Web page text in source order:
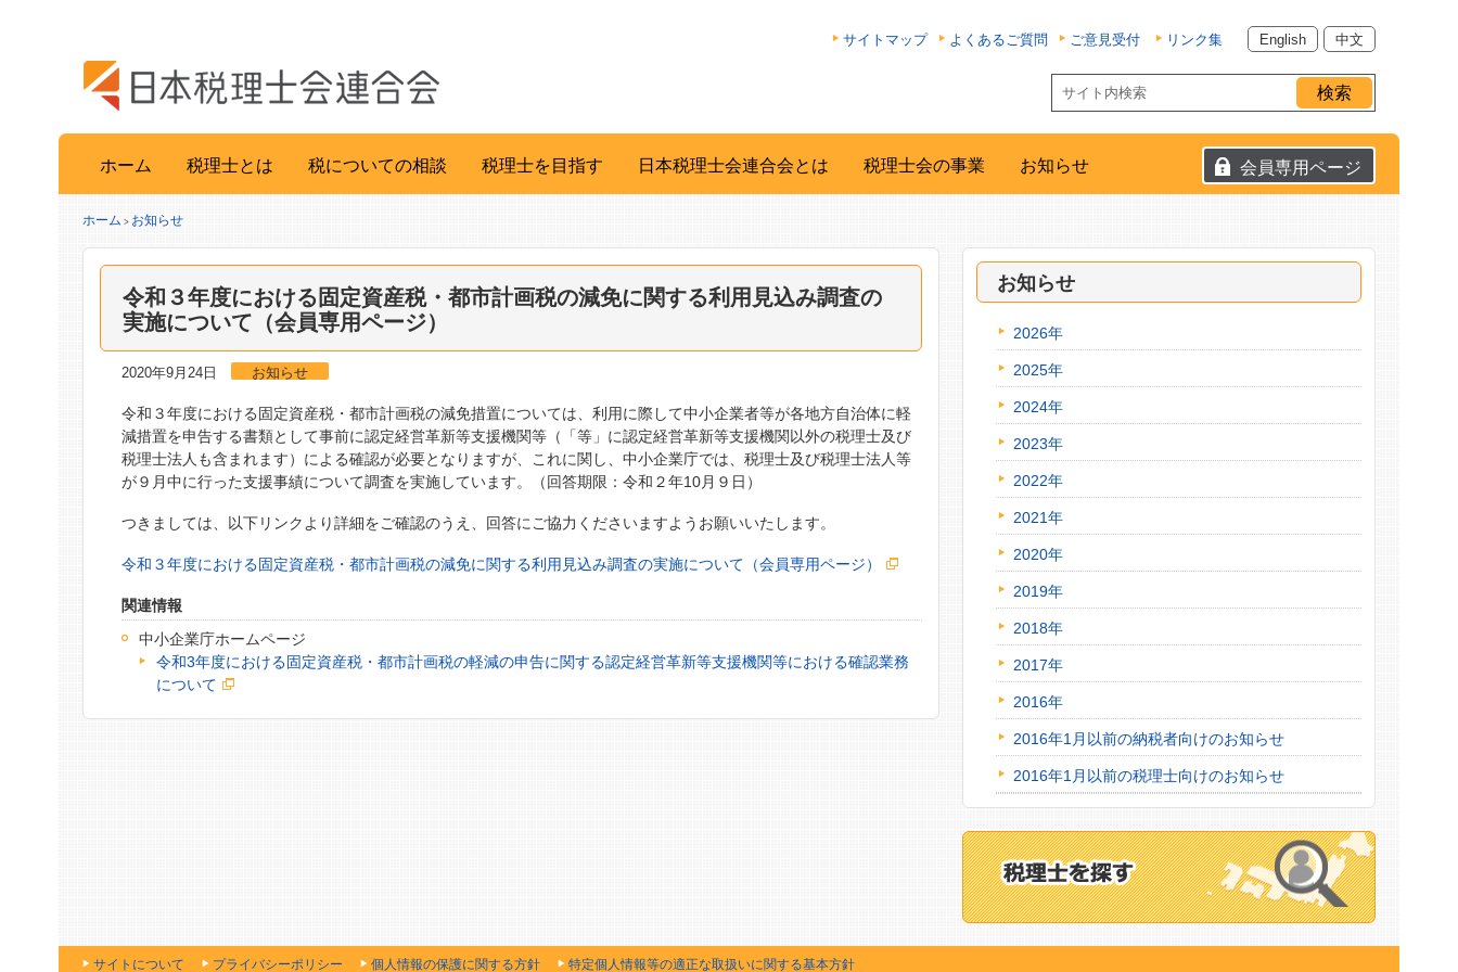
サイトマップ よくあるご質問 ご意見受付 リンク集 English 中文
会員専用ページ
ホーム 税理士とは 税についての相談 税理士を目指す 日本税理士会連合会とは 税理士会の事業 お知らせ
ホーム > お知らせ
令和３年度における固定資産税・都市計画税の減免に関する利用見込み調査の
実施について（会員専用ページ）
2020年9月24日 お知らせ
令和３年度における固定資産税・都市計画税の減免措置については、利用に際して中小企業者等が各地方自治体に軽
減措置を申告する書類として事前に認定経営革新等支援機関等（「等」に認定経営革新等支援機関以外の税理士及び
税理士法人も含まれます）による確認が必要となりますが、これに関し、中小企業庁では、税理士及び税理士法人等
が９月中に行った支援事績について調査を実施しています。（回答期限：令和２年10月９日）
つきましては、以下リンクより詳細をご確認のうえ、回答にご協力くださいますようお願いいたします。
令和３年度における固定資産税・都市計画税の減免に関する利用見込み調査の実施について（会員専用ページ）
関連情報
中小企業庁ホームページ
令和3年度における固定資産税・都市計画税の軽減の申告に関する認定経営革新等支援機関等における確認業務
について
お知らせ
2026年
2025年
2024年
2023年
2022年
2021年
2020年
2019年
2018年
2017年
2016年
2016年1月以前の納税者向けのお知らせ
2016年1月以前の税理士向けのお知らせ
サイトについて プライバシーポリシー 個人情報の保護に関する方針 特定個人情報等の適正な取扱いに関する基本方針